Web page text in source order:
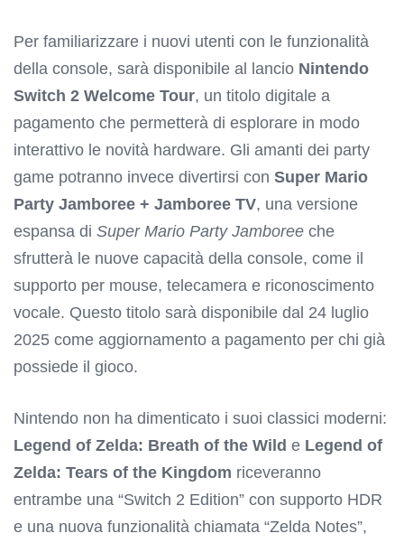
Per familiarizzare i nuovi utenti con le funzionalità
della console, sarà disponibile al lancio Nintendo
Switch 2 Welcome Tour, un titolo digitale a
pagamento che permetterà di esplorare in modo
interattivo le novità hardware. Gli amanti dei party
game potranno invece divertirsi con Super Mario
Party Jamboree + Jamboree TV, una versione
espansa di Super Mario Party Jamboree che
sfrutterà le nuove capacità della console, come il
supporto per mouse, telecamera e riconoscimento
vocale. Questo titolo sarà disponibile dal 24 luglio
2025 come aggiornamento a pagamento per chi già
possiede il gioco.
Nintendo non ha dimenticato i suoi classici moderni:
Legend of Zelda: Breath of the Wild e Legend of
Zelda: Tears of the Kingdom riceveranno
entrambe una “Switch 2 Edition” con supporto HDR
e una nuova funzionalità chiamata “Zelda Notes”,